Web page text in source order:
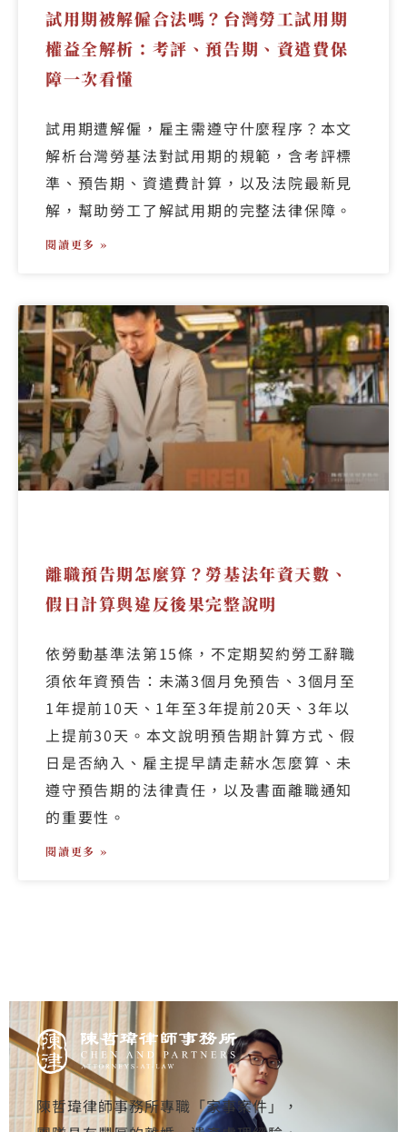
試用期被解僱合法嗎？台灣勞工試用期
權益全解析：考評、預告期、資遣費保
障一次看懂
試用期遭解僱，雇主需遵守什麼程序？本文
解析台灣勞基法對試用期的規範，含考評標
準、預告期、資遣費計算，以及法院最新見
解，幫助勞工了解試用期的完整法律保障。
閱讀更多 »
離職預告期怎麼算？勞基法年資天數、
假日計算與違反後果完整說明
依勞動基準法第15條，不定期契約勞工辭職
須依年資預告：未滿3個月免預告、3個月至
1年提前10天、1年至3年提前20天、3年以
上提前30天。本文說明預告期計算方式、假
日是否納入、雇主提早請走薪水怎麼算、未
遵守預告期的法律責任，以及書面離職通知
的重要性。
閱讀更多 »
陳哲瑋律師事務所專職「家事案件」，